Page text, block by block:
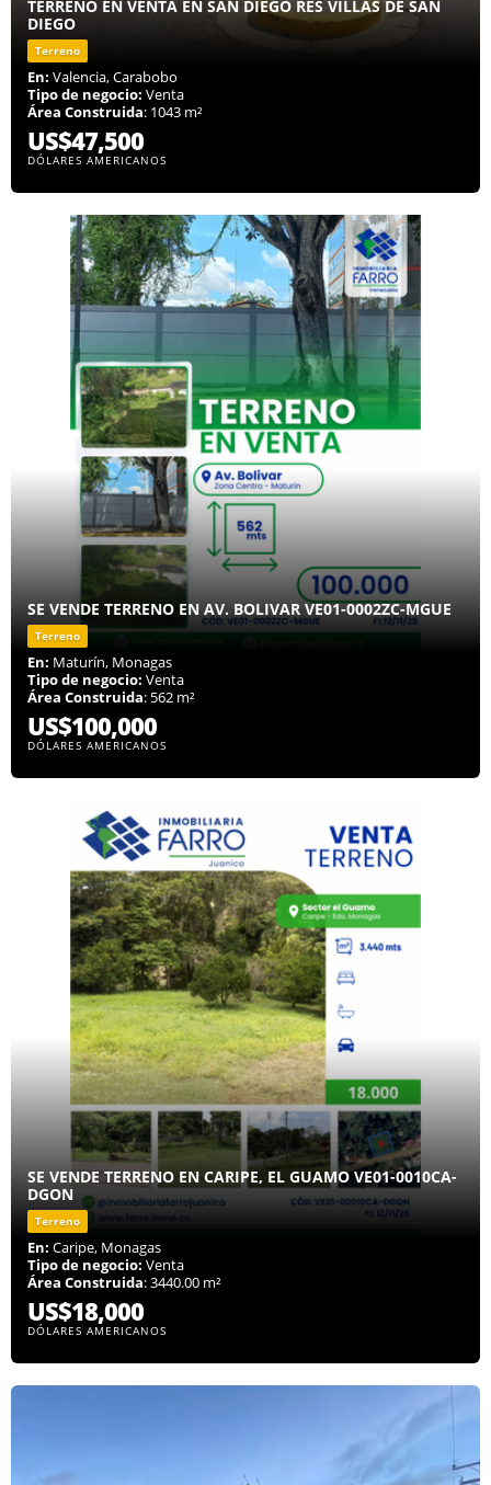
TERRENO EN VENTA EN SAN DIEGO RES VILLAS DE SAN
DIEGO
Terreno
En: Valencia, Carabobo
Tipo de negocio: Venta
Área Construida: 1043 m²
US$47,500
DÓLARES AMERICANOS
SE VENDE TERRENO EN AV. BOLIVAR VE01-0002ZC-MGUE
Terreno
En: Maturín, Monagas
Tipo de negocio: Venta
Área Construida: 562 m²
US$100,000
DÓLARES AMERICANOS
SE VENDE TERRENO EN CARIPE, EL GUAMO VE01-0010CA-
DGON
Terreno
En: Caripe, Monagas
Tipo de negocio: Venta
Área Construida: 3440.00 m²
US$18,000
DÓLARES AMERICANOS